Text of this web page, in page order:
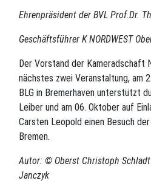
Ehrenpräsident der BVL Prof.Dr.
Geschäftsführer K NORDWEST
Der Vorstand der Kameradschaft
nächstes zwei Veranstaltung, am
BLG in Bremerhaven unterstützt
Leiber und am 06. Oktober auf
Carsten Leopold einen Besuch
Bremen.
Autor: © Oberst Christoph
Janczyk